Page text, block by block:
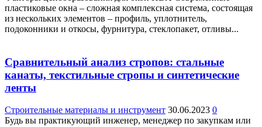
пластиковые окна – сложная комплексная система, состоящая
из нескольких элементов – профиль, уплотнитель,
подоконники и откосы, фурнитура, стеклопакет, отливы...
Сравнительный анализ стропов: стальные
канаты, текстильные стропы и синтетические
ленты
Строительные материалы и инструмент 30.06.2023 0
Будь вы практикующий инженер, менеджер по закупкам или